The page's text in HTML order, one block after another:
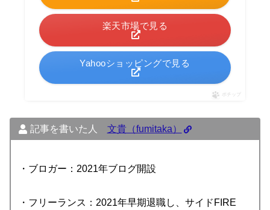
楽天市場で見る
Yahooショッピングで見る
ポチップ
記事を書いた人 文貴（fumitaka）
・ブロガー：2021年ブログ開設
・フリーランス：2021年早期退職し、サイドFIRE